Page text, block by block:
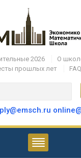
2026 О
прошлых лет
FAQ